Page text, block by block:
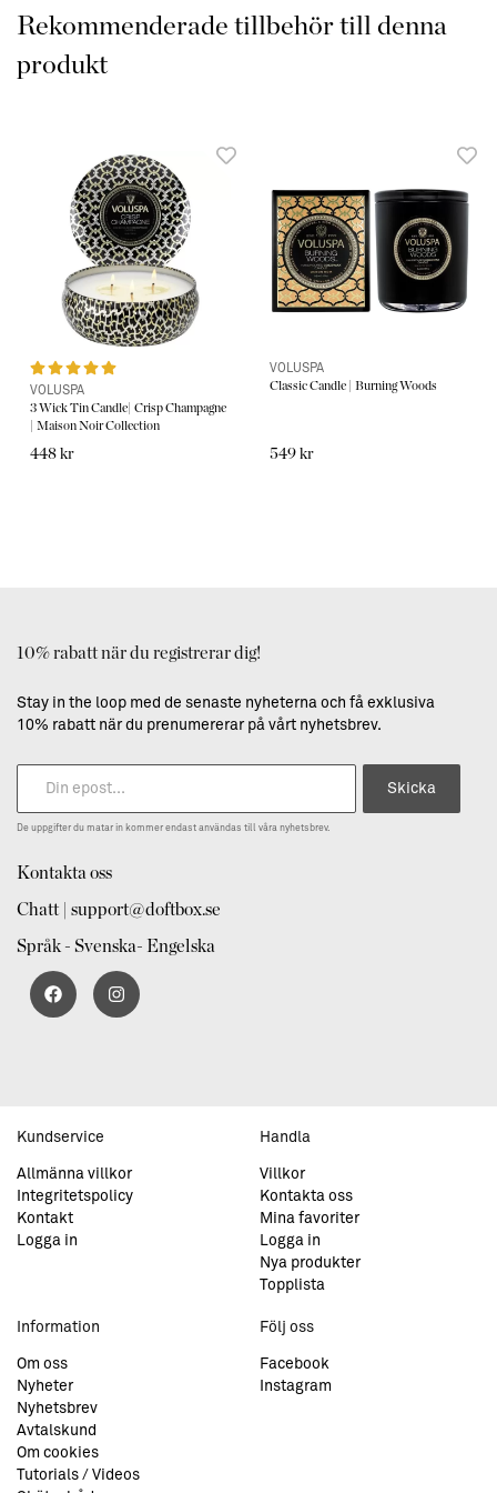
Tillverkad av Voluspa iUSA.
Du finner fler härliga dofter från Voluspa här:
Rekommenderade tillbehör till denna
produkt
VOLUSPA
3 Wick Tin Candle| Crisp Champagne
| Maison Noir Collection
448 kr
VOLUSPA
Classic Candle | Burning Woods
549 kr
10% rabatt när du registrerar dig!
Stay in the loop med de senaste nyheterna och få exklusiva
10% rabatt när du prenumererar på vårt nyhetsbrev.
Skicka
De uppgifter du matar in kommer endast användas till våra nyhetsbrev.
Kontakta oss
Chatt | support@doftbox.se
Språk - Svenska- Engelska
Kundservice
Allmänna villkor
Integritetspolicy
Kontakt
Logga in
Handla
Villkor
Kontakta oss
Mina favoriter
Logga in
Nya produkter
Topplista
Information
Om oss
Nyheter
Nyhetsbrev
Avtalskund
Om cookies
Tutorials / Videos
Följ oss
Facebook
Instagram